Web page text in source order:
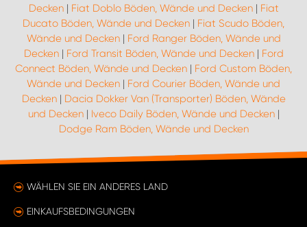
Decken| Fiat Doblo Böden, Wände und Decken| Fiat
Ducato Böden, Wände und Decken | Fiat Scudo Böden,
Wände und Decken| Ford Ranger Böden, Wände und
Decken| Ford Transit Böden, Wände und Decken| Ford
Connect Böden, Wände und Decken | Ford Custom Böden,
Wände und Decken | Ford Courier Böden, Wände und
Decken| Dacia Dokker Van (Transporter) Böden, Wände
und Decken| Iveco Daily Böden, Wände und Decken|
Dodge Ram Böden, Wände und Decken
WÄHLEN SIE EIN ANDERES LAND
EINKAUFSBEDINGUNGEN